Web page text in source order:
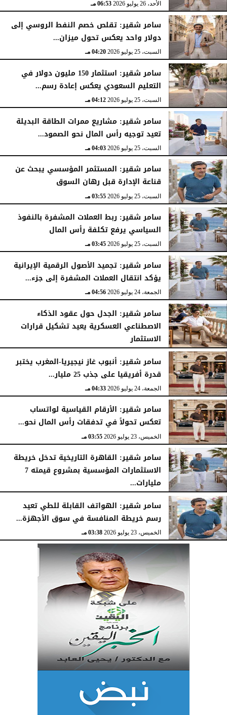
الأحد، 26 يوليو 2026 06:53 مـ
سامر شقير: تقلص خصم النفط الروسي إلى
دولار واحد يعكس تحول ميزان...
السبت، 25 يوليو 2026 04:20 مـ
سامر شقير: استثمار 150 مليون دولار في
التعليم السعودي يعكس إعادة رسم...
السبت، 25 يوليو 2026 04:12 مـ
سامر شقير: مشاريع ممرات الطاقة البديلة
تعيد توجيه رأس المال نحو الصمود...
السبت، 25 يوليو 2026 04:03 مـ
سامر شقير: المستثمر المؤسسي يبحث عن
قناعة الإدارة قبل رهان السوق
السبت، 25 يوليو 2026 03:55 مـ
سامر شقير: ربط العملات المشفرة بالنفوذ
السياسي يرفع تكلفة رأس المال
السبت، 25 يوليو 2026 03:45 مـ
سامر شقير: تجميد الأصول الرقمية الإيرانية
يؤكد انتقال العملات المشفرة إلى جزء...
الجمعة، 24 يوليو 2026 04:56 مـ
سامر شقير: الجدل حول عقود الذكاء
الاصطناعي العسكرية يعيد تشكيل قرارات
الاستثمار
الجمعة، 24 يوليو 2026 04:45 مـ
سامر شقير: أنبوب غاز نيجيريا-المغرب يختبر
قدرة أفريقيا على جذب 25 مليار...
الجمعة، 24 يوليو 2026 04:33 مـ
سامر شقير: الأرقام القياسية لواتساب
تعكس تحولاً في تدفقات رأس المال نحو...
الخميس، 23 يوليو 2026 03:55 مـ
سامر شقير: القاهرة التاريخية تدخل خريطة
الاستثمارات المؤسسية بمشروع قيمته 7
مليارات...
الخميس، 23 يوليو 2026
سامر شقير: الهواتف القابلة للطي تعيد
رسم خريطة المنافسة في سوق الأجهزة...
الخميس، 23 يوليو 2026 03:38 مـ